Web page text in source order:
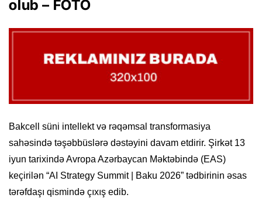
olub – FOTO
Bakcell süni intellekt və rəqəmsal transformasiya
sahəsində təşəbbüslərə dəstəyini davam etdirir. Şirkət 13
iyun tarixində Avropa Azərbaycan Məktəbində (EAS)
keçirilən “AI Strategy Summit | Baku 2026” tədbirinin əsas
tərəfdaşı qismində çıxış edib.